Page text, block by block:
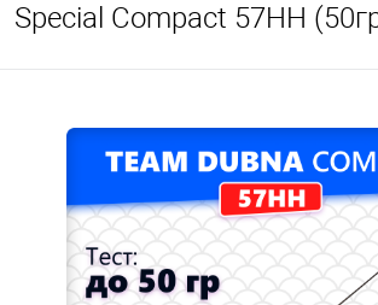
Special Compact 57HH